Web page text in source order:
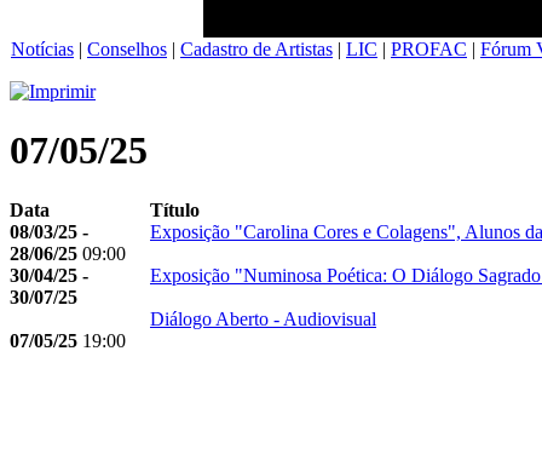
Notícias | Conselhos | Cadastro de Artistas | LIC | PROFAC | Fórum
07/05/25
Data
Título
08/03/25 -
28/06/25 09:00
Exposição "Carolina Cores e Colagens", Alunos
30/04/25 -
30/07/25
Exposição "Numinosa Poética: O Diálogo
07/05/25 19:00
Diálogo Aberto - Audiovisual